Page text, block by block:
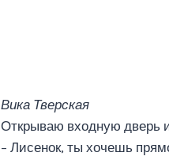
Вика Тверская
Открываю входную дверь
– Лисенок, ты хочешь